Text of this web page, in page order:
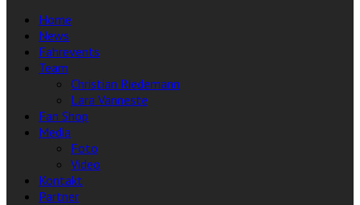
Home
News
Fahrevents
Team
Christian Riedemann
Lara Vanneste
Fan Shop
Media
Foto
Video
Kontakt
Partner